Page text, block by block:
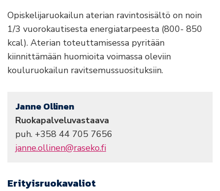
Opiskelijaruokailun aterian ravintosisältö on noin
1/3 vuorokautisesta energiatarpeesta (800- 850
kcal). Aterian toteuttamisessa pyritään
kiinnittämään huomioita voimassa oleviin
kouluruokailun ravitsemussuosituksiin.
Janne Ollinen
Ruokapalveluvastaava
puh. +358 44 705 7656
janne.ollinen@raseko.fi
Erityisruokavaliot